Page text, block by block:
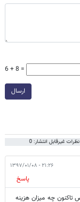
6 + 8 =
ارسال
نظرات غیرقابل انتشار: 0
۲۱:۲۶ - ۱۳۹۷/۰۱/۰۸
پاسخ
تاکنون چه میزان هزینه